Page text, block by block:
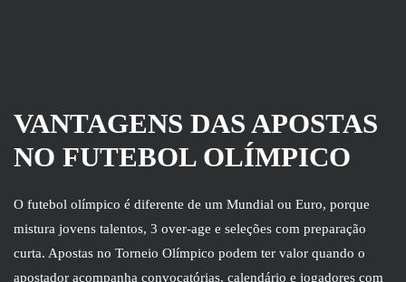
VANTAGENS DAS APOSTAS
NO FUTEBOL OLÍMPICO
O futebol olímpico é diferente de um Mundial ou Euro, porque
mistura jovens talentos, 3 over-age e seleções com preparação
curta. Apostas no Torneio Olímpico podem ter valor quando o
apostador acompanha convocatórias, calendário e jogadores com